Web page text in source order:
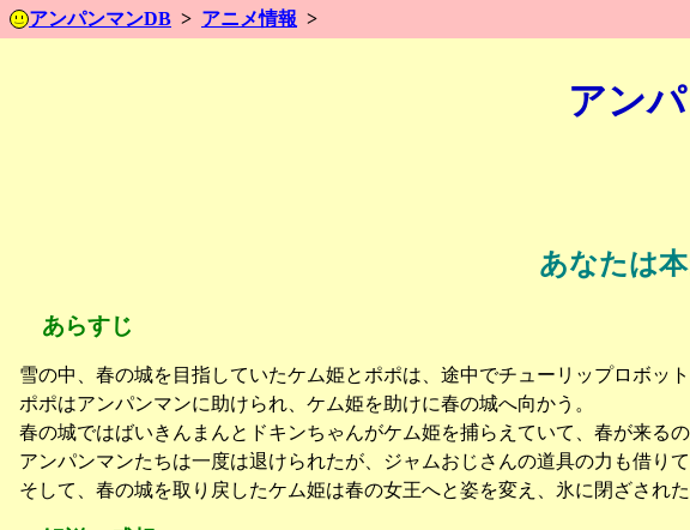
アンパンマンDB アニメ情報
アン
あなたは
あらすじ
雪の中、春の城を目指していたケム姫とポポは、途中でチューリップロボット
ポポはアンパンマンに助けられ、ケム姫を助けに春の城へ向かう。
春の城ではばいきんまんとドキンちゃんがケム姫を捕らえていて、春が来るの
アンパンマンたちは一度は退けられたが、ジャムおじさんの道具の力も借り
そして、春の城を取り戻したケム姫は春の女王へと姿を変え、氷に閉ざされ